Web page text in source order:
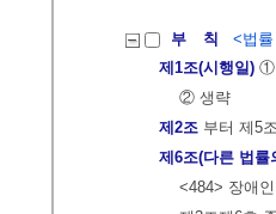
부 칙
<법
제1조(시행일) ①
② 생략
제2조 부터 제5
제6조(다른 법률
<484> 장애